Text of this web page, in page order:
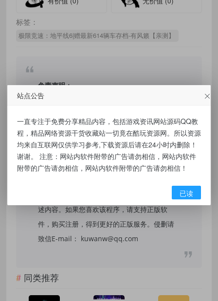
标签：
极限竞速：地平线6|赠最新614辆车存档-有风籁【亲测】
免责声明：
站无关，所有内容及软件的文章仅限用于学习
和研究目的。不得将上述内容用于商业或者非
法用途，否则，一切后果请用户自负，我们不
保证内容的长久可用性，通过使用本站内容随
述内容。如果您喜欢该程序，请支持正版软
件，购买注册，得到更好的正版服务。侵删请
致信E-mail： kuwanw@qq.com
同类推荐
站点公告
一直专注于免费分享精品内容，包括游戏资讯网站源码QQ教
程，精品网络资源干货收藏站一切竟在酷玩资源网。所以资源
均来自互联网仅供学习参考,下载资源后请在24小时内删除！
谢谢。 注意：网站内软件附带的广告请勿相信，网站内软件
附带的广告请勿相信，网站内软件附带的广告请勿相信！
已读